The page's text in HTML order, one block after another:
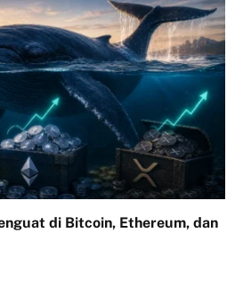
di Bitcoin, Ethereum, dan